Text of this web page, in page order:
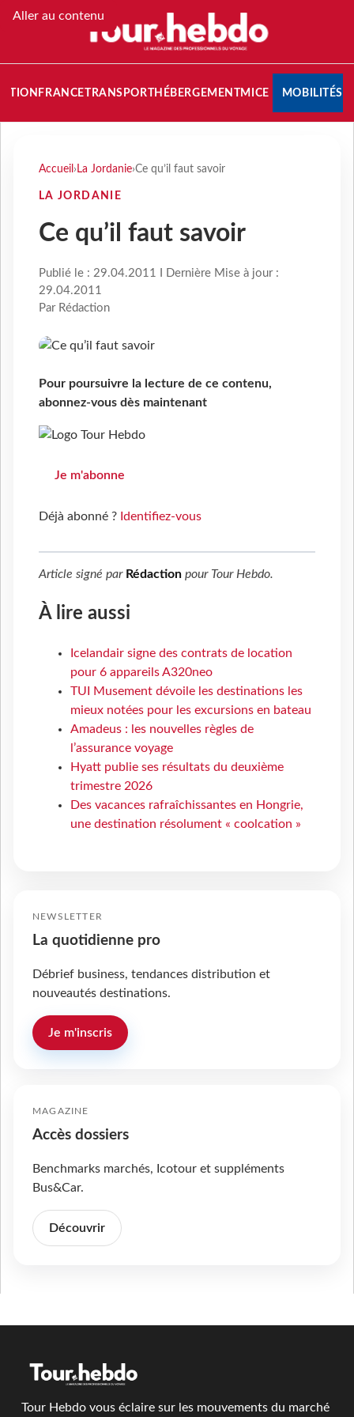
Aller au contenu
FRANCETRANSPORT HÉBERGEMENTMICE MOBILITÉS
Accueil › La Jordanie›Ce qu’il faut savoir
LA JORDANIE
Ce qu’il faut savoir
Publié le : 29.04.2011 I Dernière Mise à jour :
29.04.2011
Par Rédaction
Pour poursuivre la lecture de ce contenu,
abonnez-vous dès maintenant
Je m'abonne
Déjà abonné ? Identifiez-vous
Article signé par Rédaction pour Tour Hebdo.
À lire aussi
Icelandair signe des contrats de location
pour 6 appareils A320neo
TUI Musement dévoile les destinations les
mieux notées pour les excursions en bateau
Amadeus : les nouvelles règles de
l’assurance voyage
Hyatt publie ses résultats du deuxième
trimestre 2026
Des vacances rafraîchissantes en Hongrie,
une destination résolument « coolcation »
NEWSLETTER
La quotidienne pro
Débrief business, tendances distribution et
nouveautés destinations.
Je m'inscris
MAGAZINE
Accès dossiers
Benchmarks marchés, Icotour et suppléments
Bus&Car.
Découvrir
Tour Hebdo vous éclaire sur les mouvements du marché